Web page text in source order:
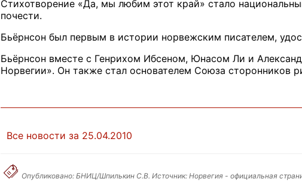
Стихотворение «Да, мы любим этот край» стало
почести.
Бьёрнсон был первым в истории норвежским писателем,
Бьёрнсон вместе с Генрихом Ибсеном, Юнасом Ли и
Норвегии». Он также стал основателем Союза сторонников
Все новости за 25.04.2010
Опубликовано: БНИЦ/Шпилькин С.В. Источник: Норвегия - официальная